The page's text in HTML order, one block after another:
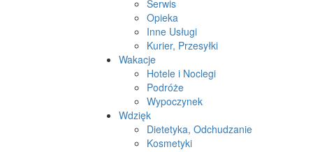
Serwis
Opieka
Inne Usługi
Kurier, Przesyłki
Wakacje
Hotele i Noclegi
Podróże
Wypoczynek
Wdzięk
Dietetyka, Odchudzanie
Kosmetyki